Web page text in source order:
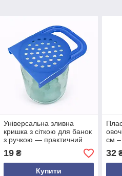
Універсальна зливна
кришка з сіткою для банок
з ручкою — практичний
аксесуар для зливу рідини
та компоту
19₴
Купити
см –
32